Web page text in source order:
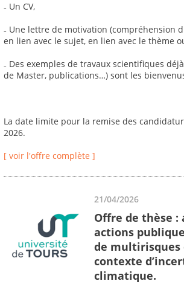
₋ Un CV,
₋ Une lettre de motivation (compréhension
en lien avec le sujet, en lien avec le thème
₋ Des exemples de travaux scientifiques
de Master, publications…) sont les
La date limite pour la remise des
2026.
[ voir l'offre complète ]
21/04/2026
Offre de thèse :
actions
de multirisques
contexte
climatique.